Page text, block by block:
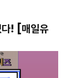
다! [매일유